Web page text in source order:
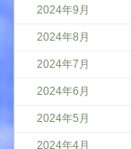
2024年9月
2024年8月
2024年7月
2024年6月
2024年5月
2024年4月